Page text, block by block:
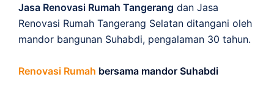
Jasa Renovasi Rumah Tangerang dan Jasa
Renovasi Rumah Tangerang Selatan ditangani oleh
mandor bangunan Suhabdi, pengalaman 30 tahun.
Renovasi Rumah bersama mandor Suhabdi